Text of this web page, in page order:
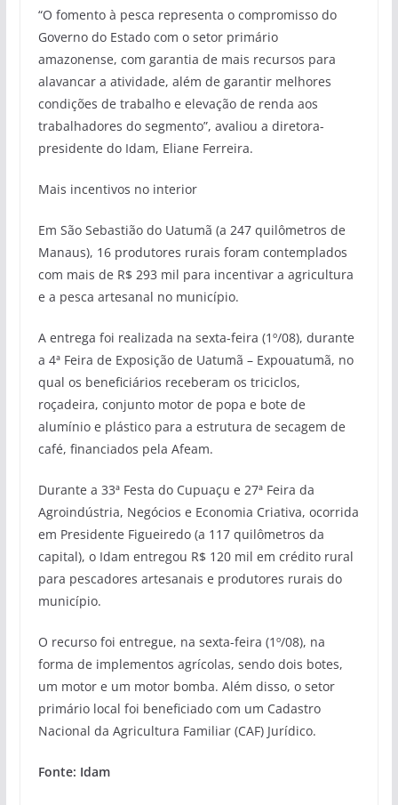
“O fomento à pesca representa o compromisso do
Governo do Estado com o setor primário
amazonense, com garantia de mais recursos para
alavancar a atividade, além de garantir melhores
condições de trabalho e elevação de renda aos
trabalhadores do segmento”, avaliou a diretora-
presidente do Idam, Eliane Ferreira.
Mais incentivos no interior
Em São Sebastião do Uatumã (a 247 quilômetros de
Manaus), 16 produtores rurais foram contemplados
com mais de R$ 293 mil para incentivar a agricultura
e a pesca artesanal no município.
A entrega foi realizada na sexta-feira (1º/08), durante
a 4ª Feira de Exposição de Uatumã – Expouatumã, no
qual os beneficiários receberam os triciclos,
roçadeira, conjunto motor de popa e bote de
alumínio e plástico para a estrutura de secagem de
café, financiados pela Afeam.
Durante a 33ª Festa do Cupuaçu e 27ª Feira da
Agroindústria, Negócios e Economia Criativa, ocorrida
em Presidente Figueiredo (a 117 quilômetros da
capital), o Idam entregou R$ 120 mil em crédito rural
para pescadores artesanais e produtores rurais do
município.
O recurso foi entregue, na sexta-feira (1º/08), na
forma de implementos agrícolas, sendo dois botes,
um motor e um motor bomba. Além disso, o setor
primário local foi beneficiado com um Cadastro
Nacional da Agricultura Familiar (CAF) Jurídico.
Fonte: Idam